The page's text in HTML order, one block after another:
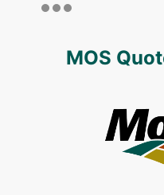
MOS